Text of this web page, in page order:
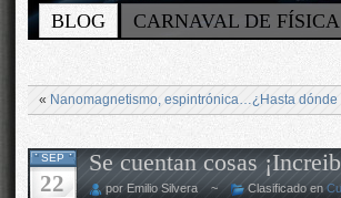
BLOG CARNAVAL DE FÍSICA
« Nanomagnetismo, espintrónica…¿Hasta
SEP
22
Se cuentan cosas
por Emilio Silvera ~ Clasificado en